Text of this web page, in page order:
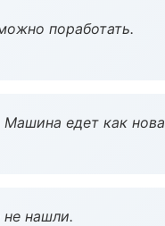
поработать.
едет как
не нашли.